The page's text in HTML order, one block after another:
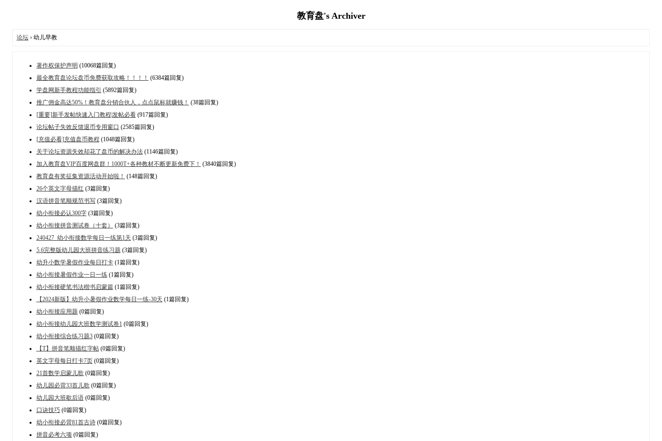
教育盘's Archiver
论坛› 幼儿早教
著作权保护声明 (10068篇回复)
最全教育盘论坛盘币免费获取攻略！！！！ (6384篇回复)
学盘网新手教程功能指引
(5892篇回复)
推广佣金高达50%！教育盘分销合伙人，点点鼠标就赚钱！ (38篇回复)
[重要]新手发帖快速入门教程|发帖必看(917篇回复)
论坛帖子失效反馈退币专用窗口 (2585篇回复)
[充值必看]充值盘币教程 (1048篇回复)
关于论坛资源失效却花了盘币的解决办法(1146篇回复)
加入教育盘VIP百度网盘群！1000T+各种教材不断更新免费下！ (3840篇回复)
教育盘有奖征集资源活动开始啦！ (148篇回复)
26个英文字母描红 (3篇回复)
汉语拼音笔顺规范书写(3篇回复)
幼小衔接必认300字(3篇回复)
幼小衔接拼音测试卷（十套）
(3篇回复)
240427_幼小衔接数学每日一练第1天 (3篇回复)
5.6完整版幼儿园大班拼音练习题 (3篇回复)
幼升小数学暑假作业每日打卡(1篇回复)
幼小衔接暑假作业一日一练(1篇回复)
幼小衔接硬笔书法楷书启蒙篇(1篇回复)
【2024新版】幼升小暑假作业数学每日一练-30天 (1篇回复)
幼小衔接应用题 (0篇回复)
幼小衔接幼儿园大班数学测试卷1 (0篇回复)
幼小衔接综合练习题3(0篇回复)
【T】拼音笔顺描红字帖(0篇回复)
英文字母每日打卡7页(0篇回复)
21首数学启蒙儿歌 (0篇回复)
幼儿园必背33首儿歌 (0篇回复)
幼儿园大班歇后语(0篇回复)
口诀技巧(0篇回复)
幼小衔接必背81首古诗(0篇回复)
拼音必考六项 (0篇回复)